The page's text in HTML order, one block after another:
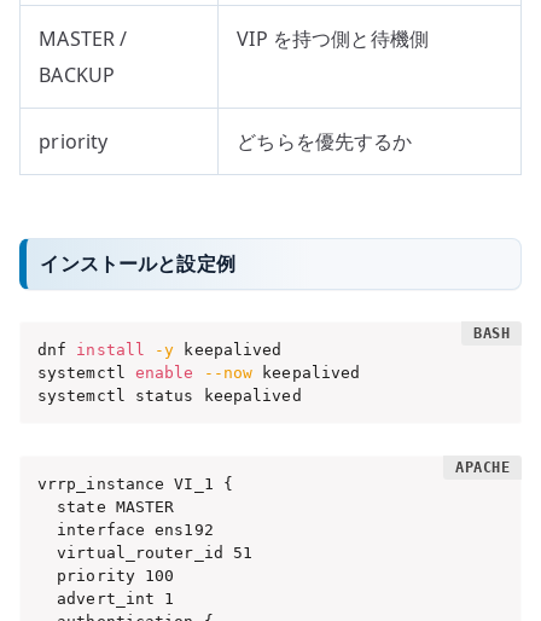
MASTER /
BACKUP
VIP を持つ側と待機側
priority どちらを優先するか
インストールと設定例
dnf install -y keepalived
systemctl enable --now keepalived
systemctl status keepalived
vrrp_instance VI_1 {
  state MASTER
  interface ens192
  virtual_router_id 51
  priority 100
  advert_int 1